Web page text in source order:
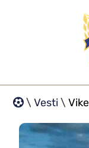
\ Vesti\